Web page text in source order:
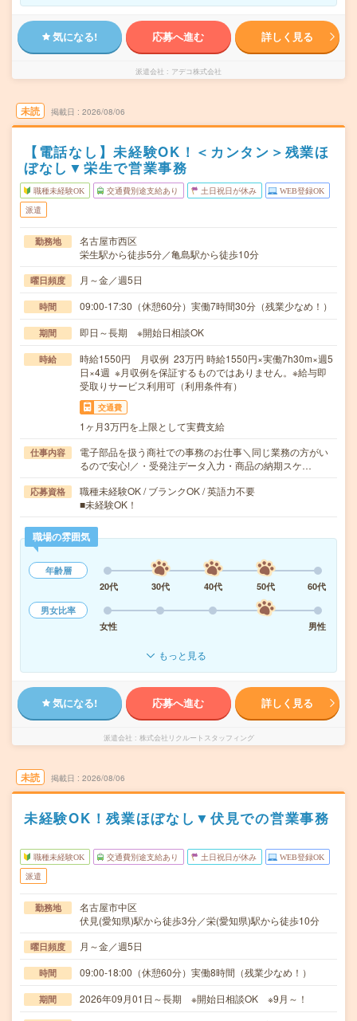
気になる! 応募へ進む 詳しく見る
派遣会社 アデコ株式会社
未読 掲載日 2026/08/06
【電話なし】未経験OK！＜カンタン＞残業ほ
ぼなし▼栄生で営業事務
職種未経験OK 交通費別途支給あり 土日祝日が休み WEB登録OK
派遣
勤務地
名古屋市西区
栄生駅から徒歩5分／亀島駅から徒歩10分
曜日頻度 月～金／週5日
時間 09:00-17:30（休憩60分）実働7時間30分（残業少なめ！）
期間 即日～長期 ※開始日相談OK
時給
時給1550円 月収例 23万円 時給1550円×実働7h30m×週5
日×4週 ※月収例を保証するものではありません。※給与即
受取りサービス利用可（利用条件有）
交通費
1ヶ月3万円を上限として実費支給
仕事内容
電子部品を扱う商社での事務のお仕事＼同じ業務の方がい
るので安心!／・受発注データ入力・商品の納期スケ…
応募資格
職種未経験OK / ブランクOK / 英語力不要
■未経験OK！
職場の雰囲気
年齢層
20代
30代 40代 50代
60代
男女比率
女性
男性
もっと見る
気になる! 応募へ進む 詳しく見る
派遣会社 株式会社リクルートスタッフィング
未読 掲載日 2026/08/06
未経験OK！残業ほぼなし▼伏見での営業事務
職種未経験OK 交通費別途支給あり 土日祝日が休み WEB登録OK
派遣
勤務地
名古屋市中区
伏見(愛知県)駅から徒歩3分／栄(愛知県)駅から徒歩10分
曜日頻度 月～金／週5日
時間 09:00-18:00（休憩60分）実働8時間（残業少なめ！）
期間 2026年09月01日～長期 ※開始日相談OK ※9月～！